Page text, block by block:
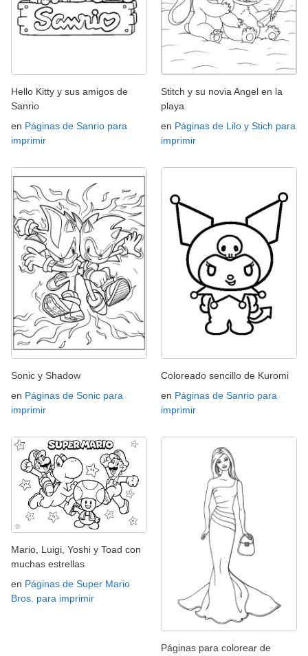
Hello Kitty y sus amigos de
Sanrio
en Páginas de Sanrio para
imprimir
Stitch y su novia Angel en la
playa
en Páginas de Lilo y Stich para
imprimir
Sonic y Shadow
en Páginas de Sonic para
imprimir
Coloreado sencillo de Kuromi
en Páginas de Sanrio para
imprimir
Mario, Luigi, Yoshi y Toad con
muchas estrellas
en Páginas de Super Mario
Bros. para imprimir
Páginas para colorear de